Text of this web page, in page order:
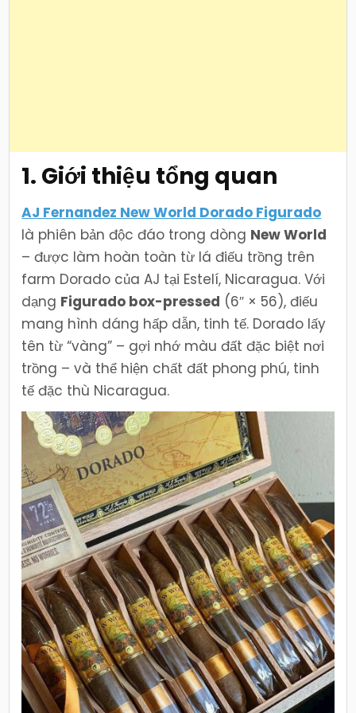
1. Giới thiệu tổng quan
AJ Fernandez New World Dorado Figurado
là phiên bản độc đáo trong dòng New World
– được làm hoàn toàn từ lá điếu trồng trên
farm Dorado của AJ tại Estelí, Nicaragua. Với
dạng Figurado box-pressed (6″ × 56), điếu
mang hình dáng hấp dẫn, tinh tế. Dorado lấy
tên từ “vàng” – gợi nhớ màu đất đặc biệt nơi
trồng – và thể hiện chất đất phong phú, tinh
tế đặc thù Nicaragua.